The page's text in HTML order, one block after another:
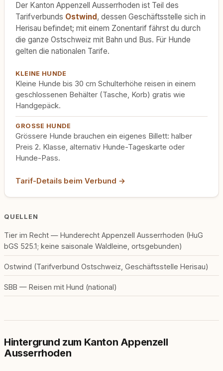
Der Kanton Appenzell Ausserrhoden ist Teil des
Tarifverbunds Ostwind , dessen Geschäftsstelle sich in
Herisau befindet; mit einem Zonentarif fährst du durch
die ganze Ostschweiz mit Bahn und Bus. Für Hunde
gelten die nationalen Tarife.
KLEINE HUNDE
Kleine Hunde bis 30 cm Schulterhöhe reisen in einem
geschlossenen Behälter (Tasche, Korb) gratis wie
Handgepäck.
GROSSE HUNDE
Grössere Hunde brauchen ein eigenes Billett: halber
Preis 2. Klasse, alternativ Hunde-Tageskarte oder
Hunde-Pass.
Tarif-Details beim Verbund →
QUELLEN
Tier im Recht — Hunderecht Appenzell Ausserrhoden (HuG
bGS 525.1; keine saisonale Waldleine, ortsgebunden)
Ostwind (Tarifverbund Ostschweiz, Geschäftsstelle Herisau)
SBB — Reisen mit Hund (national)
Hintergrund zum Kanton Appenzell
Ausserrhoden